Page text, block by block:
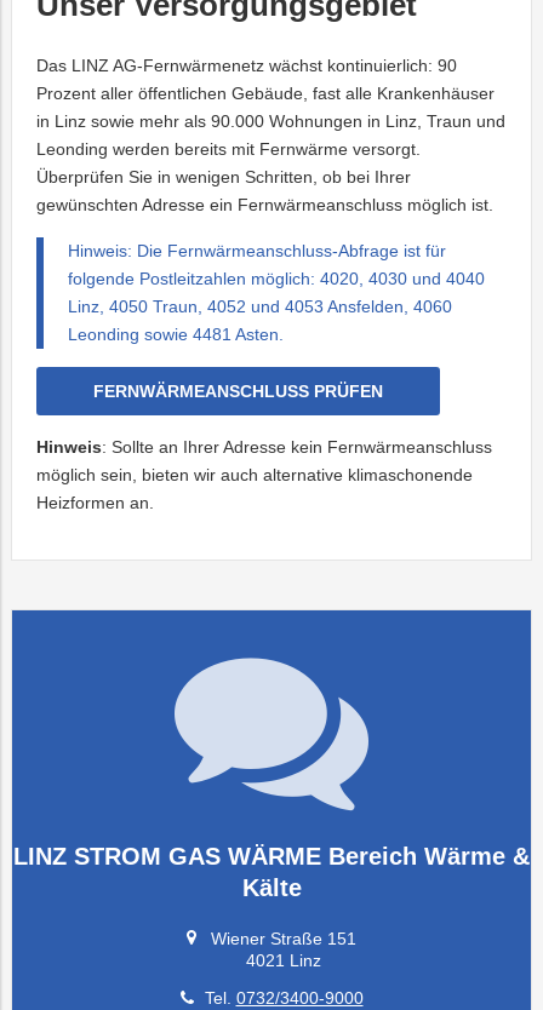
Das LINZ AG-Fernwärmenetz wächst kontinuierlich: 90
Prozent aller öffentlichen Gebäude, fast alle Krankenhäuser
in Linz sowie mehr als 90.000 Wohnungen in Linz, Traun und
Leonding werden bereits mit Fernwärme versorgt.
Überprüfen Sie in wenigen Schritten, ob bei Ihrer
gewünschten Adresse ein Fernwärmeanschluss möglich ist.
Hinweis: Die Fernwärmeanschluss-Abfrage ist für
folgende Postleitzahlen möglich: 4020, 4030 und 4040
Linz, 4050 Traun, 4052 und 4053 Ansfelden, 4060
Leonding sowie 4481 Asten.
FERNWÄRMEANSCHLUSS PRÜFEN
Hinweis: Sollte an Ihrer Adresse kein Fernwärmeanschluss
möglich sein, bieten wir auch alternative klimaschonende
Heizformen an.
LINZ STROM GAS WÄRME Bereich Wärme &
Kälte
Wiener Straße 151
4021 Linz
Tel. 0732/3400-9000